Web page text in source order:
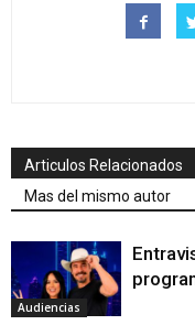
Articulos Relacionados
Mas del mismo autor
Audiencias